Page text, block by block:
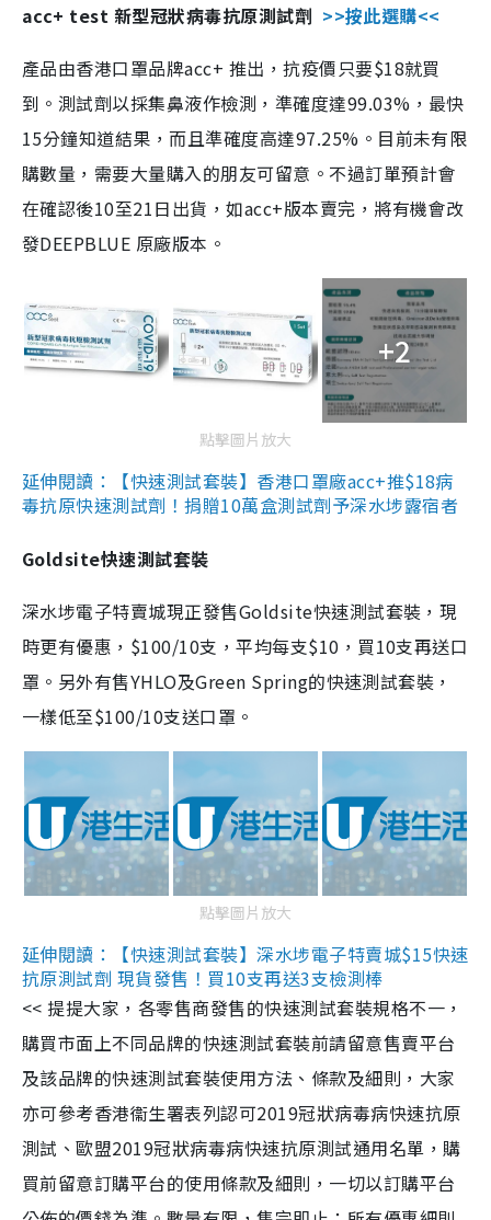
acc+ test 新型冠狀病毒抗原測試劑 >>按此選購<<
產品由香港口罩品牌acc+ 推出，抗疫價只要$18就買
到。測試劑以採集鼻液作檢測，準確度達99.03%，最快
15分鐘知道結果，而且準確度高達97.25%。目前未有限
購數量，需要大量購入的朋友可留意。不過訂單預計會
在確認後10至21日出貨，如acc+版本賣完，將有機會改
發DEEPBLUE 原廠版本。
+2
點擊圖片放大
延伸閱讀：【快速測試套裝】香港口罩廠acc+推$18病
毒抗原快速測試劑！捐贈10萬盒測試劑予深水埗露宿者
Goldsite快速測試套裝
深水埗電子特賣城現正發售Goldsite快速測試套裝，現
時更有優惠，$100/10支，平均每支$10，買10支再送口
罩。另外有售YHLO及Green Spring的快速測試套裝，
一樣低至$100/10支送口罩。
點擊圖片放大
延伸閱讀：【快速測試套裝】深水埗電子特賣城$15快速
抗原測試劑 現貨發售！買10支再送3支檢測棒
<< 提提大家，各零售商發售的快速測試套裝規格不一，
購買市面上不同品牌的快速測試套裝前請留意售賣平台
及該品牌的快速測試套裝使用方法、條款及細則，大家
亦可參考香港衞生署表列認可2019冠狀病毒病快速抗原
測試、歐盟2019冠狀病毒病快速抗原測試通用名單，購
買前留意訂購平台的使用條款及細則，一切以訂購平台